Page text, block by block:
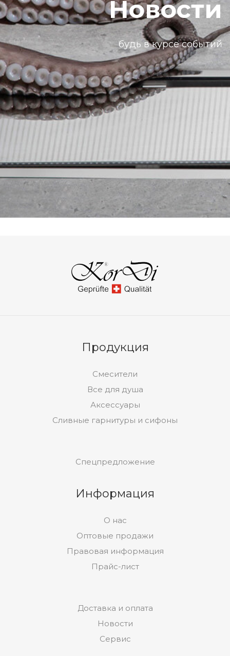
Новости
будь в курсе событий
Продукция
Смесители
Все для душа
Аксессуары
Сливные гарнитуры и сифоны
Спецпредложение
Информация
О нас
Оптовые продажи
Правовая информация
Прайс-лист
Доставка и оплата
Новости
Сервис